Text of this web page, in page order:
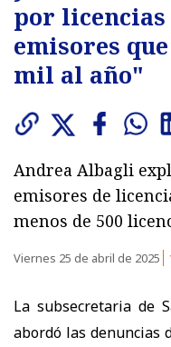
por licencias
emisores
mil al año"
Andrea Albagli
emisores de
menos de 500
Viernes 25 de abril de 2025
La subsecretaria de
abordó las denuncias